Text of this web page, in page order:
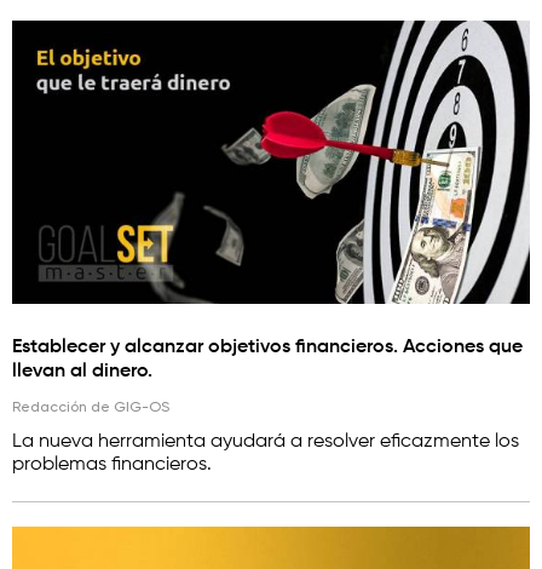
Establecer y alcanzar objetivos financieros. Acciones que
llevan al dinero.
Redacción de GIG-OS
La nueva herramienta ayudará a resolver eficazmente los
problemas financieros.